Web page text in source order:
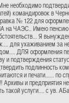
необходимо
командировок в
№ 122 для
на ЧАЭС.. Имею пенсию
Я
для ухаживанием за
ДЛЯ оформления
и подтверждения
подлинность
и печати...... по
Архивы и предприятия
такой услуги.... с ув.